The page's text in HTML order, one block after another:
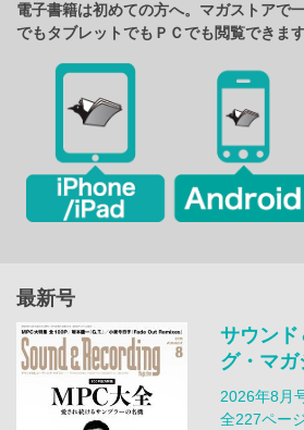
電子書籍は初めての方へ。マガストアで
でもタブレットでもＰＣでも閲覧できます
最新号
サウンド
グ・マ
2026年8月
全227ペー